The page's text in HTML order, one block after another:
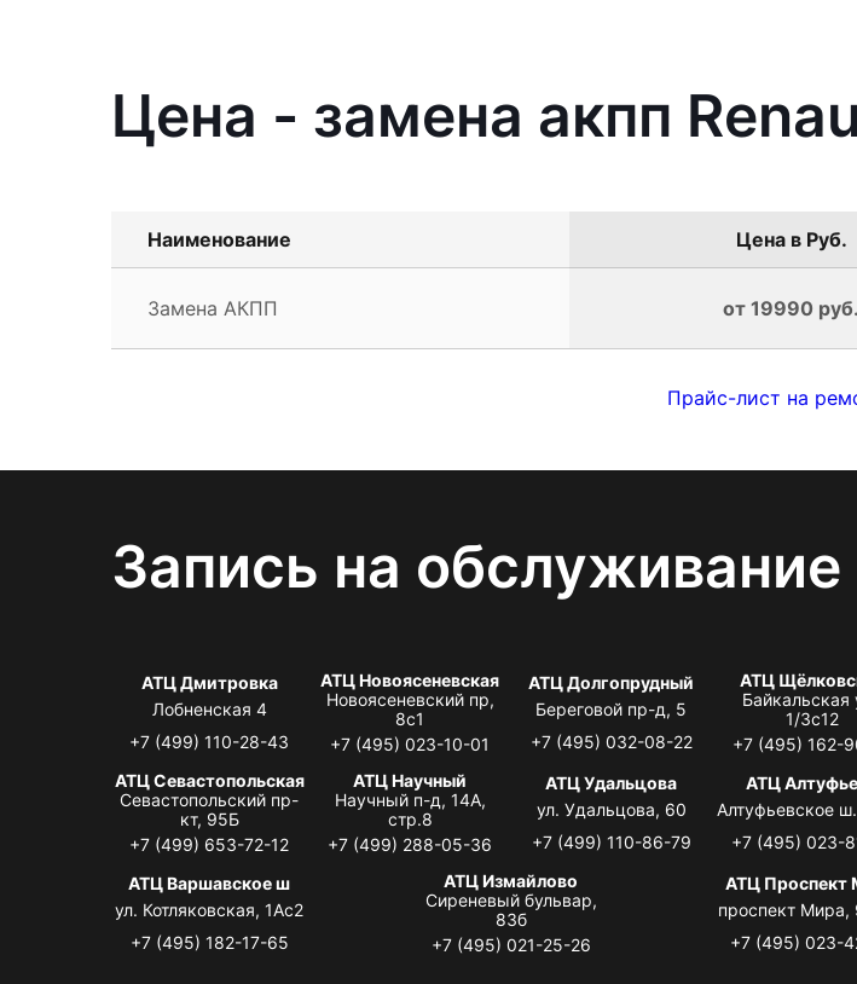
Цена - замена акпп
Наименование Цена в Руб.
Замена АКПП от 19990 руб.
Прайс-лист на
Запись на
АТЦ Дмитровка
Лобненская 4
+7 (499) 110-28-43
АТЦ Новоясеневская
Новоясеневский пр,
8с1
+7 (495) 023-10-01
АТЦ Долгопрудный
Береговой пр-д, 5
+7 (495) 032-08-22
АТЦ
Байкальская
1/3с12
+7 (495) 162-
АТЦ Севастопольская
Севастопольский пр-
кт, 95Б
+7 (499) 653-72-12
АТЦ Научный
Научный п-д, 14А,
стр.8
+7 (499) 288-05-36
АТЦ Удальцова
ул. Удальцова, 60
+7 (499) 110-86-79
АТЦ
Алтуфьевское
+7 (495) 023-
АТЦ Варшавское ш
ул. Котляковская, 1Ас2
+7 (495) 182-17-65
АТЦ Измайлово
Сиреневый бульвар,
83б
+7 (495) 021-25-26
АТЦ Проспект
проспект Мира,
+7 (495) 023-